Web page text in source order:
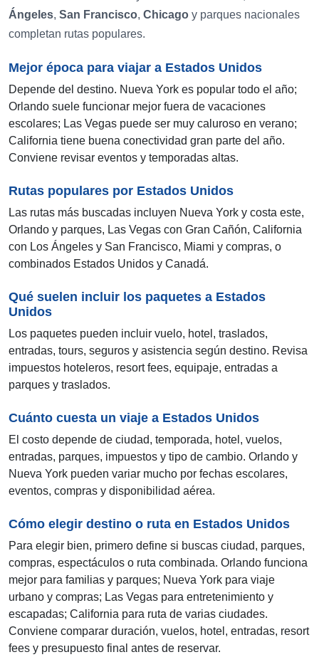
Ángeles, San Francisco, Chicago y parques nacionales
completan rutas populares.
Mejor época para viajar a Estados Unidos
Depende del destino. Nueva York es popular todo el año;
Orlando suele funcionar mejor fuera de vacaciones
escolares; Las Vegas puede ser muy caluroso en verano;
California tiene buena conectividad gran parte del año.
Conviene revisar eventos y temporadas altas.
Rutas populares por Estados Unidos
Las rutas más buscadas incluyen Nueva York y costa este,
Orlando y parques, Las Vegas con Gran Cañón, California
con Los Ángeles y San Francisco, Miami y compras, o
combinados Estados Unidos y Canadá.
Qué suelen incluir los paquetes a Estados
Unidos
Los paquetes pueden incluir vuelo, hotel, traslados,
entradas, tours, seguros y asistencia según destino. Revisa
impuestos hoteleros, resort fees, equipaje, entradas a
parques y traslados.
Cuánto cuesta un viaje a Estados Unidos
El costo depende de ciudad, temporada, hotel, vuelos,
entradas, parques, impuestos y tipo de cambio. Orlando y
Nueva York pueden variar mucho por fechas escolares,
eventos, compras y disponibilidad aérea.
Cómo elegir destino o ruta en Estados Unidos
Para elegir bien, primero define si buscas ciudad, parques,
compras, espectáculos o ruta combinada. Orlando funciona
mejor para familias y parques; Nueva York para viaje
urbano y compras; Las Vegas para entretenimiento y
escapadas; California para ruta de varias ciudades.
Conviene comparar duración, vuelos, hotel, entradas, resort
fees y presupuesto final antes de reservar.